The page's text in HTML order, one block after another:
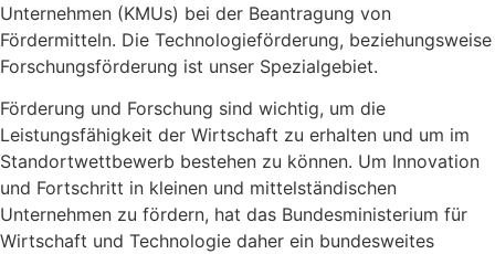
Unternehmen (KMUs) bei der Beantragung von
Fördermitteln. Die Technologieförderung, beziehungsweise
Forschungsförderung ist unser Spezialgebiet.
Förderung und Forschung sind wichtig, um die
Leistungsfähigkeit der Wirtschaft zu erhalten und um im
Standortwettbewerb bestehen zu können. Um Innovation
und Fortschritt in kleinen und mittelständischen
Unternehmen zu fördern, hat das Bundesministerium für
Wirtschaft und Technologie daher ein bundesweites